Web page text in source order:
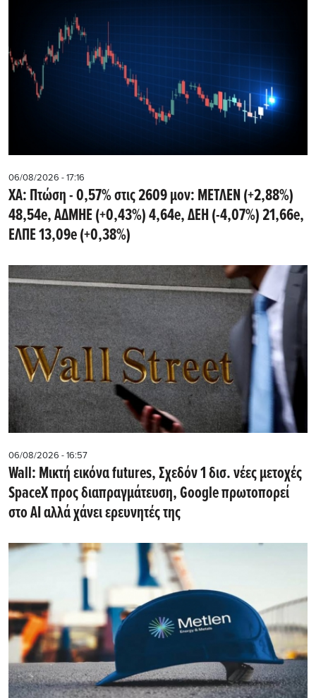
06/08/2026 - 17:16
ΧΑ: Πτώση - 0,57% στις 2609 μον: ΜΕΤΛΕΝ (+2,88%)
48,54e, ΑΔΜΗΕ (+0,43%) 4,64e, ΔΕΗ (-4,07%) 21,66e,
ΕΛΠΕ 13,09e (+0,38%)
06/08/2026 - 16:57
Wall: Μικτή εικόνα futures, Σχεδόν 1 δισ. νέες μετοχές
SpaceX προς διαπραγμάτευση, Google πρωτοπορεί
στο AI αλλά χάνει ερευνητές της